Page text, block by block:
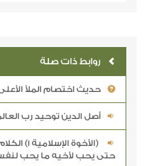
روابط ذات صلة
حديث اختصام الملأ
أصل الدين توحيد رب
(الأخوة
حتى يحب لأخيه ما يحب